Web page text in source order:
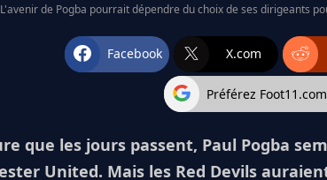
L'avenir de Pogba pourrait dépendre du choix de ses dirigeants
Facebook X.com
Préférez
que les jours passent, Paul Pogba
United. Mais les Red Devils